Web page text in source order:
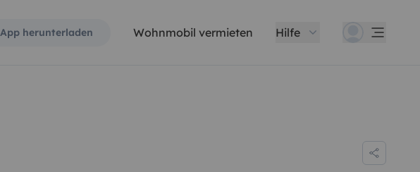
App herunterladen Wohnmobil vermieten Hilfe